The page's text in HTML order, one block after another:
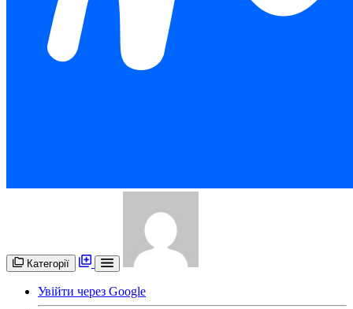
Категорії
Увійти через Google